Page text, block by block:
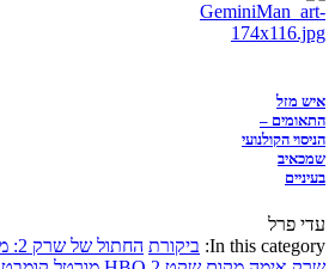
איש מזל
התאומים –
הניסוי הקולנועי
שמכאיב
בעיניים
עדי פרל
In this category: ביקורת החתול של שרק 2: משאלה אחת ודי